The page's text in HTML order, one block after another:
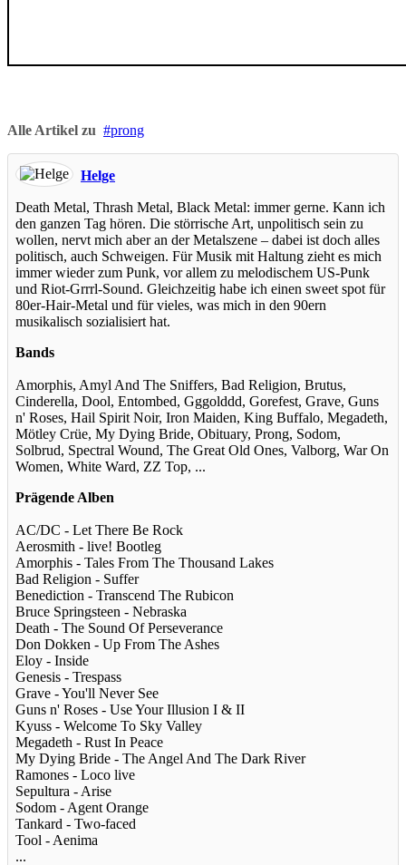
Alle Artikel zu prong
Helge
Death Metal, Thrash Metal, Black Metal: immer gerne. Kann ich
den ganzen Tag hören. Die störrische Art, unpolitisch sein zu
wollen, nervt mich aber an der Metalszene – dabei ist doch alles
politisch, auch Schweigen. Für Musik mit Haltung zieht es mich
immer wieder zum Punk, vor allem zu melodischem US-Punk
und Riot-Grrrl-Sound. Gleichzeitig habe ich einen sweet spot für
80er-Hair-Metal und für vieles, was mich in den 90ern
musikalisch sozialisiert hat.
Bands
Amorphis, Amyl And The Sniffers, Bad Religion, Brutus,
Cinderella, Dool, Entombed, Gggolddd, Gorefest, Grave, Guns
n' Roses, Hail Spirit Noir, Iron Maiden, King Buffalo, Megadeth,
Mötley Crüe, My Dying Bride, Obituary, Prong, Sodom,
Solbrud, Spectral Wound, The Great Old Ones, Valborg, War On
Women, White Ward, ZZ Top, ...
Prägende Alben
AC/DC - Let There Be Rock
Aerosmith - live! Bootleg
Amorphis - Tales From The Thousand Lakes
Bad Religion - Suffer
Benediction - Transcend The Rubicon
Bruce Springsteen - Nebraska
Death - The Sound Of Perseverance
Don Dokken - Up From The Ashes
Eloy - Inside
Genesis - Trespass
Grave - You'll Never See
Guns n' Roses - Use Your Illusion I & II
Kyuss - Welcome To Sky Valley
Megadeth - Rust In Peace
My Dying Bride - The Angel And The Dark River
Ramones - Loco live
Sepultura - Arise
Sodom - Agent Orange
Tankard - Two-faced
Tool - Aenima
...